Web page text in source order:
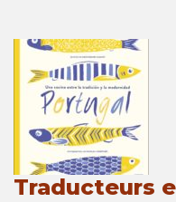
Traducteurs